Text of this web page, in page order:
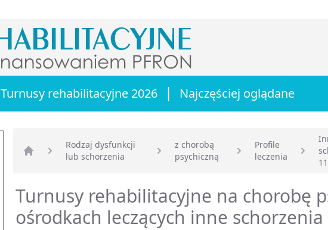
Turnusy rehabilitacyjne 2026 | Najczęściej oglądane
Strona główna
Rodzaj dysfunkcji
lub schorzenia
z chorobą
psychiczną
Profile
leczenia
Turnusy rehabilitacyjne na chorobę
ośrodkach leczących inne schorzenia